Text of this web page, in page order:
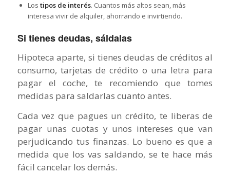
Los tipos de interés. Cuantos más altos sean, más
interesa vivir de alquiler, ahorrando e invirtiendo.
Si tienes deudas, sáldalas
Hipoteca aparte, si tienes deudas de créditos al
consumo, tarjetas de crédito o una letra para
pagar el coche, te recomiendo que tomes
medidas para saldarlas cuanto antes.
Cada vez que pagues un crédito, te liberas de
pagar unas cuotas y unos intereses que van
perjudicando tus finanzas. Lo bueno es que a
medida que los vas saldando, se te hace más
fácil cancelar los demás.